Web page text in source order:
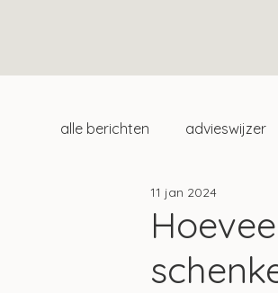
alle berichten advieswijzer
duurzaam home
11 jan 2024